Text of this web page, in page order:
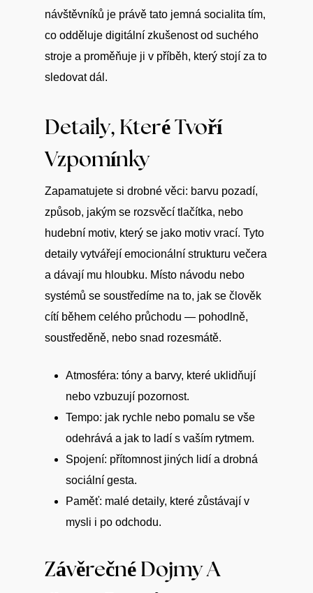
návštěvníků je právě tato jemná socialita tím,
co odděluje digitální zkušenost od suchého
stroje a proměňuje ji v příběh, který stojí za to
sledovat dál.
Detaily, Které Tvoří
Vzpomínky
Zapamatujete si drobné věci: barvu pozadí,
způsob, jakým se rozsvěcí tlačítka, nebo
hudební motiv, který se jako motiv vrací. Tyto
detaily vytvářejí emocionální strukturu večera
a dávají mu hloubku. Místo návodu nebo
systémů se soustředíme na to, jak se člověk
cítí během celého průchodu — pohodlně,
soustředěně, nebo snad rozesmátě.
Atmosféra: tóny a barvy, které uklidňují
nebo vzbuzují pozornost.
Tempo: jak rychle nebo pomalu se vše
odehrává a jak to ladí s vaším rytmem.
Spojení: přítomnost jiných lidí a drobná
sociální gesta.
Paměť: malé detaily, které zůstávají v
mysli i po odchodu.
Závěrečné Dojmy A